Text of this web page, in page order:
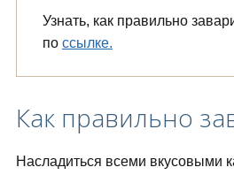
Узнать, как правильно
по ссылке.
Как правильно
Насладиться всеми вкусовыми